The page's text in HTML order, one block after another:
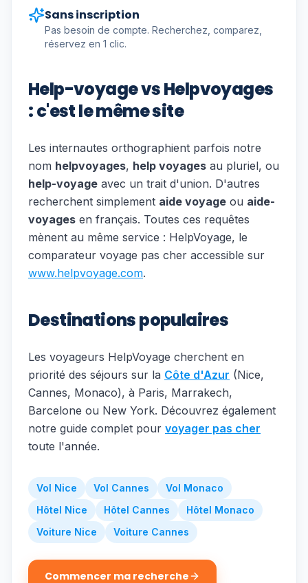
Sans inscription
Pas besoin de compte. Recherchez, comparez,
réservez en 1 clic.
Help-voyage vs Helpvoyages
: c'est le même site
Les internautes orthographient parfois notre
nom helpvoyages, help voyages au pluriel, ou
help-voyage avec un trait d'union. D'autres
recherchent simplement aide voyage ou aide-
voyages en français. Toutes ces requêtes
mènent au même service : HelpVoyage, le
comparateur voyage pas cher accessible sur
www.helpvoyage.com.
Destinations populaires
Les voyageurs HelpVoyage cherchent en
priorité des séjours sur la Côte d'Azur (Nice,
Cannes, Monaco), à Paris, Marrakech,
Barcelone ou New York. Découvrez également
notre guide complet pour voyager pas cher
toute l'année.
Vol Nice Vol Cannes
Vol Monaco
Hôtel Nice
Hôtel Cannes
Hôtel Monaco
Voiture Nice
Voiture Cannes
Commencer ma recherche